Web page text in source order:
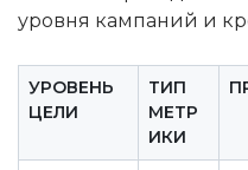
уровня кампаний и
УРОВЕНЬ
ЦЕЛИ
ТИП
МЕТР
ИКИ